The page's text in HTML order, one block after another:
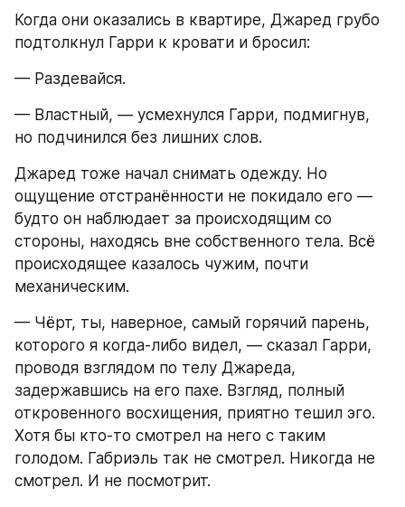
Когда они оказались в квартире, Джаред грубо
подтолкнул Гарри к кровати и бросил:
— Раздевайся.
— Властный, — усмехнулся Гарри, подмигнув,
но подчинился без лишних слов.
Джаред тоже начал снимать одежду. Но
ощущение отстранённости не покидало его —
будто он наблюдает за происходящим со
стороны, находясь вне собственного тела. Всё
происходящее казалось чужим, почти
механическим.
— Чёрт, ты, наверное, самый горячий парень,
которого я когда-либо видел, — сказал Гарри,
проводя взглядом по телу Джареда,
задержавшись на его пахе. Взгляд, полный
откровенного восхищения, приятно тешил эго.
Хотя бы кто-то смотрел на него с таким
голодом. Габриэль так не смотрел. Никогда не
смотрел. И не посмотрит.